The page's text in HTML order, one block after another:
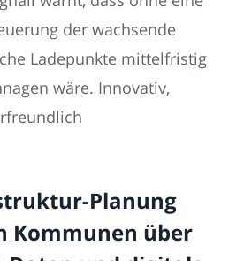
der wachsende
Ladepunkte mittelfristig
wäre. Innovativ,
Planung
Kommunen über